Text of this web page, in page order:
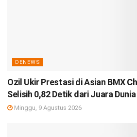
DENEWS
Ozil Ukir Prestasi di Asian BMX
Selisih 0,82 Detik dari Juara Dunia
Minggu, 9 Agustus 2026